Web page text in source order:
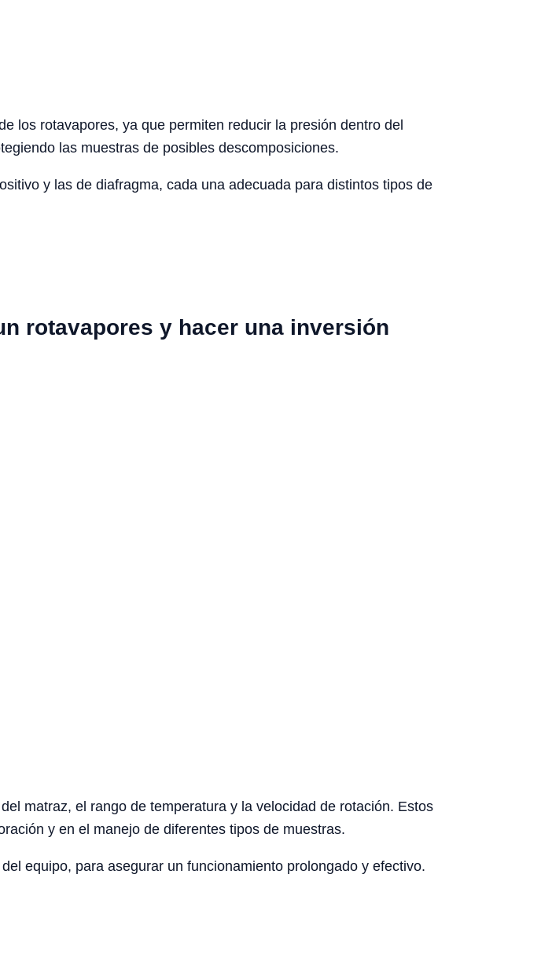
los rotavapores, ya que permiten reducir la presión dentro del
las muestras de posibles descomposiciones.
y las de diafragma, cada una adecuada para distintos tipos de
rotavapores y hacer una inversión
matraz, el rango de temperatura y la velocidad de rotación. Estos
y en el manejo de diferentes tipos de muestras.
equipo, para asegurar un funcionamiento prolongado y efectivo.